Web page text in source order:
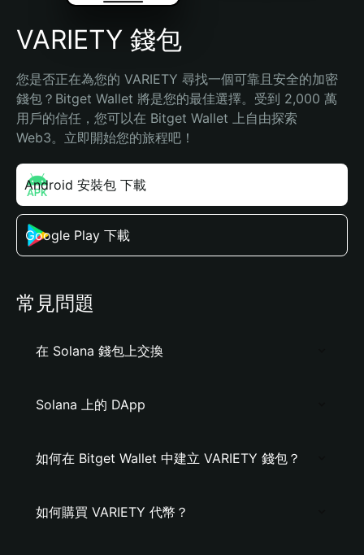
VARIETY 錢包
您是否正在為您的 VARIETY 尋找一個可靠且安全的加密
錢包？Bitget Wallet 將是您的最佳選擇。受到 2,000 萬
用戶的信任，您可以在 Bitget Wallet 上自由探索
Web3。立即開始您的旅程吧！
Android 安裝包 下載
Google Play 下載
常見問題
在 Solana 錢包上交換
Solana 上的 DApp
如何在 Bitget Wallet 中建立 VARIETY 錢包？
如何購買 VARIETY 代幣？